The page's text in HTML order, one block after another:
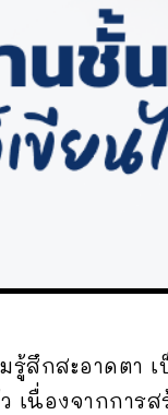
รู้สึกสะอาดตา
นื่องจากการส